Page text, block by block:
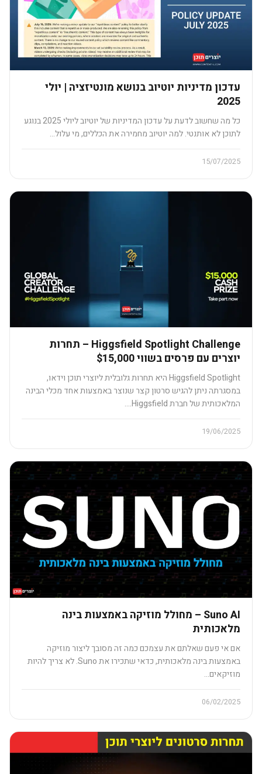
עדכון מדיניות יוטיוב בנושא מונטיזציה | יולי
2025
כל מה שחשוב לדעת על עדכון המדיניות של יוטיוב ליולי 2025 בנוגע
לתוכן לא אותנטי. למה יוטיוב מחמירה את הכללים, מי עלול…
15/07/2025
Higgsfield Spotlight Challenge – תחרות
יוצרים עם פרסים בשווי $15,000​
Higgsfield Spotlight היא תחרות גלובלית ליוצרי תוכן וידאו,
במסגרתה ניתן להגיש סרטון קצר שנוצר באמצעות אחד מכלי הבינה
המלאכותית של חברת Higgsfield.…
19/06/2025
Suno AI – מחולל מוזיקה באמצעות בינה
מלאכותית​​
אם אי פעם שאלתם את עצמכם כמה זה מסובך ליצור מוזיקה
באמצעות בינה מלאכותית, כדאי שתכירו את Suno. לא צריך להיות
מוזיקאים…
06/02/2025